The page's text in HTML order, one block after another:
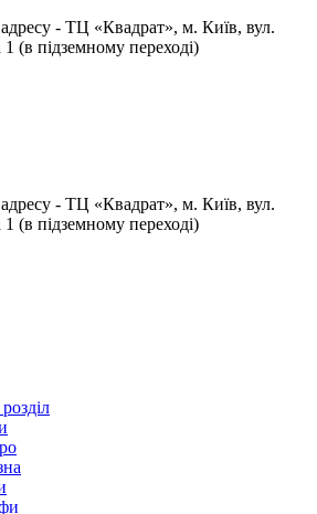
- ТЦ «Квадрат», м. Київ, вул.
(в підземному переході)
- ТЦ «Квадрат», м. Київ, вул.
(в підземному переході)